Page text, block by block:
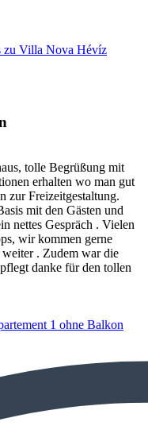
zu Villa Nova Hévíz
tolle Begrüßung mit
erhalten wo man gut
zur Freizeitgestaltung.
mit den Gästen und
nettes Gespräch . Vielen
wir kommen gerne
. Zudem war die
danke für den tollen
1 ohne Balkon